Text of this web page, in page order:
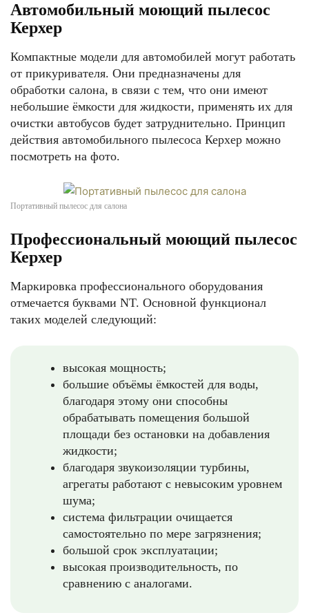
Автомобильный моющий пылесос
Керхер
Компактные модели для автомобилей могут работать
от прикуривателя. Они предназначены для
обработки салона, в связи с тем, что они имеют
небольшие ёмкости для жидкости, применять их для
очистки автобусов будет затруднительно. Принцип
действия автомобильного пылесоса Керхер можно
посмотреть на фото.
Портативный пылесос для салона
Профессиональный моющий пылесос
Керхер
Маркировка профессионального оборудования
отмечается буквами NT. Основной функционал
таких моделей следующий:
высокая мощность;
большие объёмы ёмкостей для воды,
благодаря этому они способны
обрабатывать помещения большой
площади без остановки на добавления
жидкости;
благодаря звукоизоляции турбины,
агрегаты работают с невысоким уровнем
шума;
система фильтрации очищается
самостоятельно по мере загрязнения;
большой срок эксплуатации;
высокая производительность, по
сравнению с аналогами.